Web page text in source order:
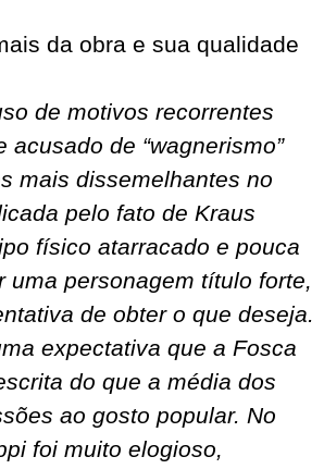
da obra e sua qualidade
de motivos recorrentes
de “wagnerismo”
mais dissemelhantes no
pelo fato de Kraus
físico atarracado e pouca
personagem título forte,
de obter o que deseja.
expectativa que a Fosca
do que a média dos
ao gosto popular. No
foi muito elogioso,